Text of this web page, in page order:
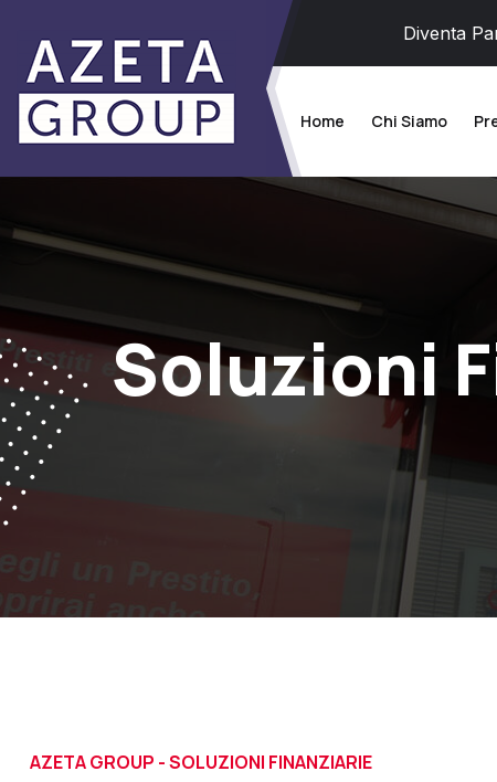
Diventa
Home Chi Siamo
Soluzioni
AZETA GROUP - SOLUZIONI FINANZIARIE